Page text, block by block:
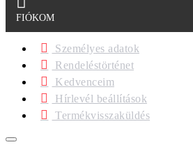
FIÓKOM
Személyes adatok
Rendeléstörténet
Kedvenceim
Hírlevél beállítások
Termékvisszaküldés